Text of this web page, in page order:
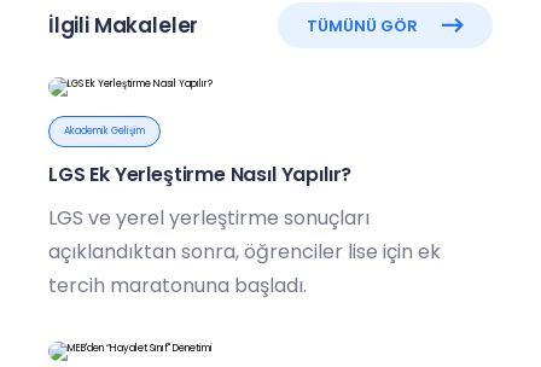
İlgili Makaleler TÜMÜNÜ GÖR
Akademik Gelişim
LGS Ek Yerleştirme Nasıl Yapılır?
LGS ve yerel yerleştirme sonuçları
açıklandıktan sonra, öğrenciler lise için ek
tercih maratonuna başladı.